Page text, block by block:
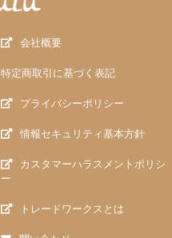
会社概要
特定商取引に基づく表記
プライバシーポリシー
情報セキュリティ基本方針
カスタマーハラスメントポリシ
ー
トレードワークスとは